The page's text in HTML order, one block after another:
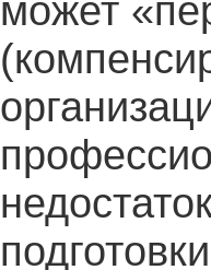
может